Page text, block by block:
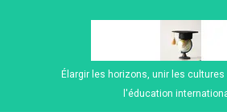
Élargir les horizons, unir les
l'éducation